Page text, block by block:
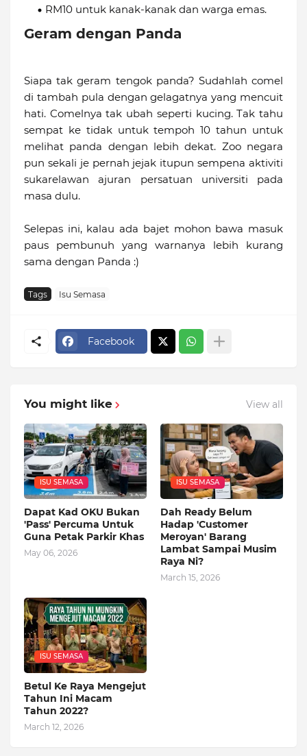
RM10 untuk kanak-kanak dan warga emas.
Geram dengan Panda
Siapa tak geram tengok panda? Sudahlah comel
di tambah pula dengan gelagatnya yang mencuit
hati. Comelnya tak ubah seperti kucing. Tak tahu
sempat ke tidak untuk tempoh 10 tahun untuk
melihat panda dengan lebih dekat. Zoo negara
pun sekali je pernah jejak itupun sempena aktiviti
sukarelawan ajuran persatuan universiti pada
masa dulu.
Selepas ini, kalau ada bajet mohon bawa masuk
paus pembunuh yang warnanya lebih kurang
sama dengan Panda :)
Tags Isu Semasa
Facebook
You might like View all
ISU SEMASA
Dapat Kad OKU Bukan
'Pass' Percuma Untuk
Guna Petak Parkir Khas
May 06, 2026
ISU SEMASA
Dah Ready Belum
Hadap 'Customer
Meroyan' Barang
Lambat Sampai Musim
Raya Ni?
March 15, 2026
ISU SEMASA
Betul Ke Raya Mengejut
Tahun Ini Macam
Tahun 2022?
March 12, 2026